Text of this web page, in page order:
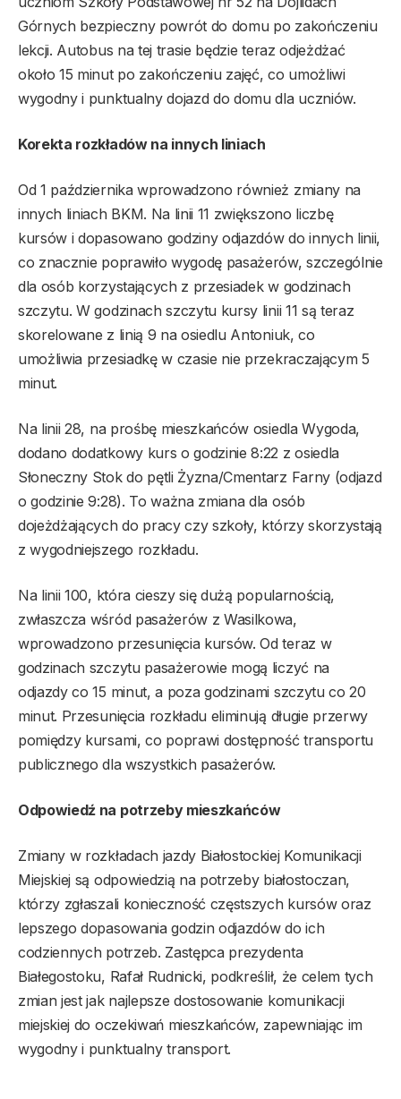
Górnych bezpieczny powrót do domu po zakończeniu
lekcji. Autobus na tej trasie będzie teraz odjeżdżać
około 15 minut po zakończeniu zajęć, co umożliwi
wygodny i punktualny dojazd do domu dla uczniów.
Korekta rozkładów na innych liniach
Od 1 października wprowadzono również zmiany na
innych liniach BKM. Na linii 11 zwiększono liczbę
kursów i dopasowano godziny odjazdów do innych linii,
co znacznie poprawiło wygodę pasażerów, szczególnie
dla osób korzystających z przesiadek w godzinach
szczytu. W godzinach szczytu kursy linii 11 są teraz
skorelowane z linią 9 na osiedlu Antoniuk, co
umożliwia przesiadkę w czasie nie przekraczającym 5
minut.
Na linii 28, na prośbę mieszkańców osiedla Wygoda,
dodano dodatkowy kurs o godzinie 8:22 z osiedla
Słoneczny Stok do pętli Żyzna/Cmentarz Farny (odjazd
o godzinie 9:28). To ważna zmiana dla osób
dojeżdżających do pracy czy szkoły, którzy skorzystają
z wygodniejszego rozkładu.
Na linii 100, która cieszy się dużą popularnością,
zwłaszcza wśród pasażerów z Wasilkowa,
wprowadzono przesunięcia kursów. Od teraz w
godzinach szczytu pasażerowie mogą liczyć na
odjazdy co 15 minut, a poza godzinami szczytu co 20
minut. Przesunięcia rozkładu eliminują długie przerwy
pomiędzy kursami, co poprawi dostępność transportu
publicznego dla wszystkich pasażerów.
Odpowiedź na potrzeby mieszkańców
Zmiany w rozkładach jazdy Białostockiej Komunikacji
Miejskiej są odpowiedzią na potrzeby białostoczan,
którzy zgłaszali konieczność częstszych kursów oraz
lepszego dopasowania godzin odjazdów do ich
codziennych potrzeb. Zastępca prezydenta
Białegostoku, Rafał Rudnicki, podkreślił, że celem tych
zmian jest jak najlepsze dostosowanie komunikacji
miejskiej do oczekiwań mieszkańców, zapewniając im
wygodny i punktualny transport.